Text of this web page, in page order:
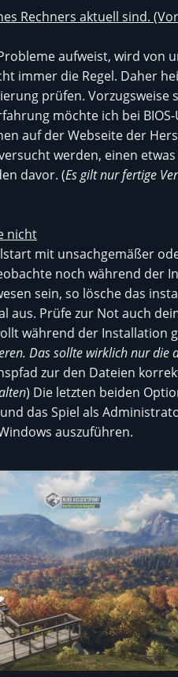
Rechners aktuell sind.
aufweist, wird von
immer die Regel. Daher
prüfen. Vorzugsweise
möchte ich bei
auf der Webseite der
werden, einen
davor. (Es gilt nur fertige
nicht
mit unsachgemäßer
noch während der
sein, so lösche das
aus. Prüfe zur Not auch
während der Installation
Das sollte wirklich nur die
zur den Dateien
) Die letzten beiden
das Spiel als
auszuführen.